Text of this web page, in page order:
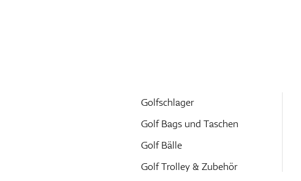
Golfschlager
Golf Bags und Taschen
Golf Bälle
Golf Trolley & Zubehör